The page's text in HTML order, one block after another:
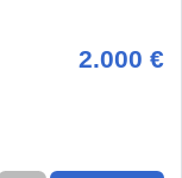
2.000 €